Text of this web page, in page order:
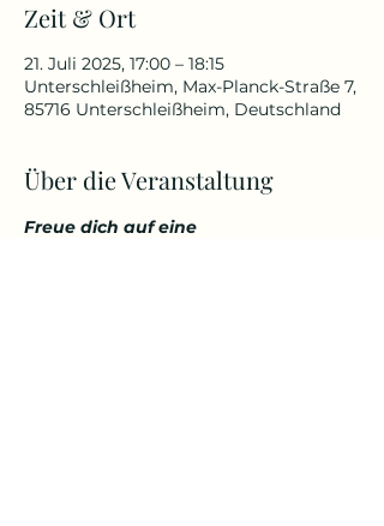
Zeit & Ort
21. Juli 2025, 17:00 – 18:15
Unterschleißheim, Max-Planck-Straße 7,
85716 Unterschleißheim, Deutschland
Über die Veranstaltung
Freue dich auf eine